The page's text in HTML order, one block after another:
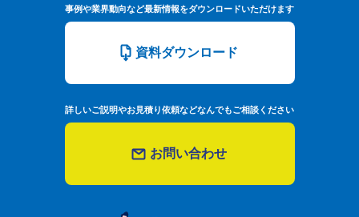
事例や業界動向など最新情報をダウンロードいただけます
資料ダウンロード
詳しいご説明やお見積り依頼などなんでもご相談ください
お問い合わせ